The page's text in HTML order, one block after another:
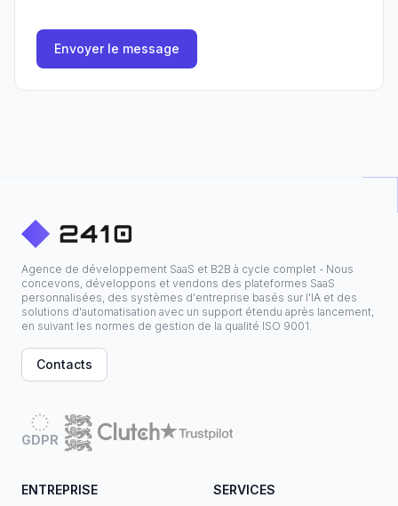
Envoyer le message
Agence de développement SaaS et B2B à cycle complet - Nous
concevons, développons et vendons des plateformes SaaS
personnalisées, des systèmes d'entreprise basés sur l'IA et des
solutions d'automatisation avec un support étendu après lancement,
en suivant les normes de gestion de la qualité ISO 9001.
Contacts
GDPR
ENTREPRISE SERVICES